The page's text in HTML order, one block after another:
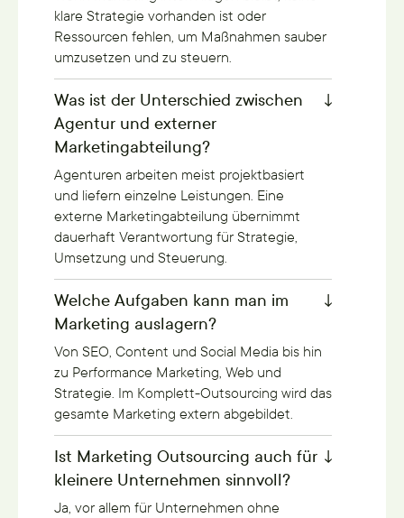
klare Strategie vorhanden ist oder
Ressourcen fehlen, um Maßnahmen sauber
umzusetzen und zu steuern.
Was ist der Unterschied zwischen
Agentur und externer
Marketingabteilung?
Agenturen arbeiten meist projektbasiert
und liefern einzelne Leistungen. Eine
externe Marketingabteilung übernimmt
dauerhaft Verantwortung für Strategie,
Umsetzung und Steuerung.
Welche Aufgaben kann man im
Marketing auslagern?
Von SEO, Content und Social Media bis hin
zu Performance Marketing, Web und
Strategie. Im Komplett-Outsourcing wird das
gesamte Marketing extern abgebildet.
Ist Marketing Outsourcing auch für
kleinere Unternehmen sinnvoll?
Ja, vor allem für Unternehmen ohne